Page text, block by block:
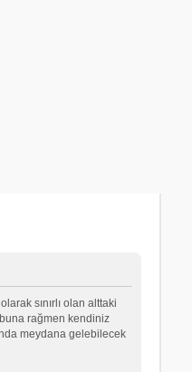
sınırlı olan alttaki
rağmen kendiniz
meydana gelebilecek